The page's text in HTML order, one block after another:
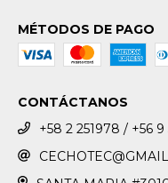
MÉTODOS DE PAGO
CONTÁCTANOS
+58 2 251978 / +56 9